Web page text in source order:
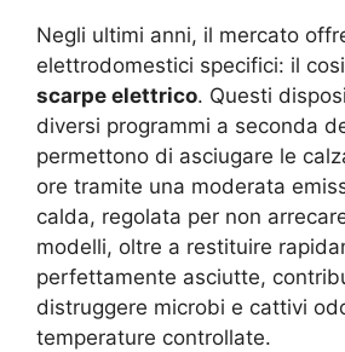
Negli ultimi anni, il mercato
elettrodomestici specifici: il
scarpe elettrico. Questi
diversi programmi a seconda
permettono di asciugare le
ore tramite una moderata
calda, regolata per non
modelli, oltre a restituire
perfettamente asciutte,
distruggere microbi e cattivi
temperature controllate.